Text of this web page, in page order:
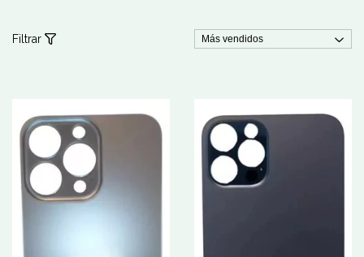
Filtrar